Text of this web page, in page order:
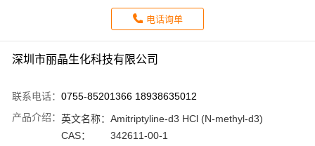
电话询单
深圳市丽晶生化科技有限公司
联系电话： 0755-85201366 18938635012
产品介绍： 英文名称： Amitriptyline-d3 HCl (N-methyl-d3)
CAS：
342611-00-1